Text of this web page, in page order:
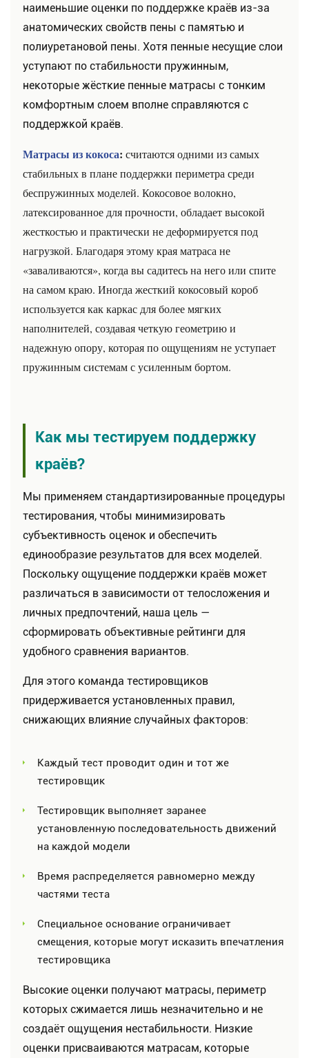
наименьшие оценки по поддержке краёв из-за
анатомических свойств пены с памятью и
полиуретановой пены. Хотя пенные несущие слои
уступают по стабильности пружинным,
некоторые жёсткие пенные матрасы с тонким
комфортным слоем вполне справляются с
поддержкой краёв.
Матрасы из кокоса: считаются одними из самых
стабильных в плане поддержки периметра среди
беспружинных моделей. Кокосовое волокно,
латексированное для прочности, обладает высокой
жесткостью и практически не деформируется под
нагрузкой. Благодаря этому края матраса не
«заваливаются», когда вы садитесь на него или спите
на самом краю. Иногда жесткий кокосовый короб
используется как каркас для более мягких
наполнителей, создавая четкую геометрию и
надежную опору, которая по ощущениям не уступает
пружинным системам с усиленным бортом.
Как мы тестируем поддержку
краёв?
Мы применяем стандартизированные процедуры
тестирования, чтобы минимизировать
субъективность оценок и обеспечить
единообразие результатов для всех моделей.
Поскольку ощущение поддержки краёв может
различаться в зависимости от телосложения и
личных предпочтений, наша цель —
сформировать объективные рейтинги для
удобного сравнения вариантов.
Для этого команда тестировщиков
придерживается установленных правил,
снижающих влияние случайных факторов:
Каждый тест проводит один и тот же
тестировщик
Тестировщик выполняет заранее
установленную последовательность движений
на каждой модели
Время распределяется равномерно между
частями теста
Специальное основание ограничивает
смещения, которые могут исказить впечатления
тестировщика
Высокие оценки получают матрасы, периметр
которых сжимается лишь незначительно и не
создаёт ощущения нестабильности. Низкие
оценки присваиваются матрасам, которые